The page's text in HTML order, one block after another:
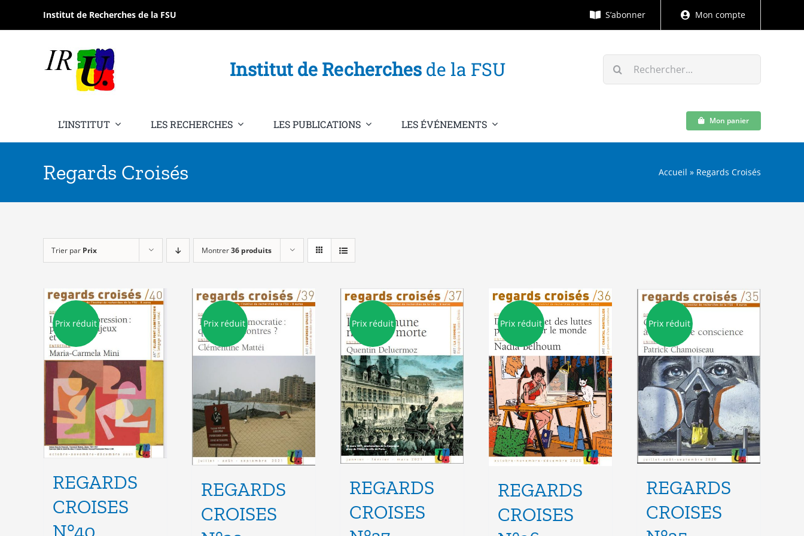
contenu
Institut de Recherches de la FSU S’abonner Mon compte
Institut de Recherchesde la FSU Rechercher:
L’INSTITUT LES RECHERCHES LES PUBLICATIONS LES ÉVÉNEMENTS Mon panier
Regards Croisés Accueil » Regards Croisés
Trier par Prix Montrer36 produits
Prix réduit
REGARDS
CROISES
N°40
Prix réduit
REGARDS
CROISES
Prix réduit
REGARDS
CROISES
Prix réduit
REGARDS
CROISES
Prix réduit
REGARDS
CROISES